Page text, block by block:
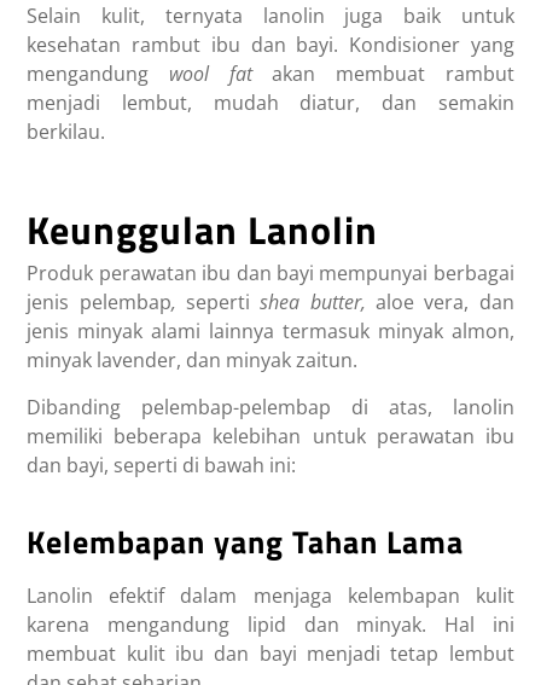
Selain kulit, ternyata lanolin juga baik untuk
kesehatan rambut ibu dan bayi. Kondisioner yang
mengandung wool fatakan membuat rambut
menjadi lembut, mudah diatur, dan semakin
berkilau.
Keunggulan Lanolin
Produk perawatan ibu dan bayi mempunyai berbagai
jenis pelembap, sepertishea butter,aloe vera, dan
jenis minyak alami lainnya termasuk minyak almon,
minyak lavender, dan minyak zaitun.
Dibanding pelembap-pelembap di atas, lanolin
memiliki beberapa kelebihan untuk perawatan ibu
dan bayi, seperti di bawah ini:
Kelembapan yang Tahan Lama
Lanolin efektif dalam menjaga kelembapan kulit
karena mengandung lipid dan minyak. Hal ini
membuat kulit ibu dan bayi menjadi tetap lembut